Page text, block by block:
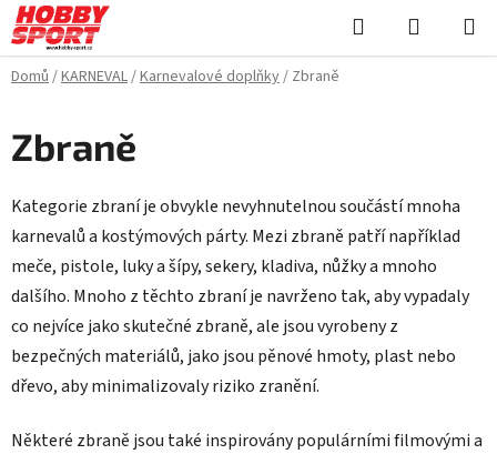
Přejít
na
obsah
Hledat
KOŠÍK
Domů/KARNEVAL/Karnevalové doplňky/ Zbraně
Zbraně
Kategorie zbraní je obvykle nevyhnutelnou součástí mnoha
karnevalů a kostýmových párty. Mezi zbraně patří například
meče, pistole, luky a šípy, sekery, kladiva, nůžky a mnoho
dalšího. Mnoho z těchto zbraní je navrženo tak, aby vypadaly
co nejvíce jako skutečné zbraně, ale jsou vyrobeny z
bezpečných materiálů, jako jsou pěnové hmoty, plast nebo
dřevo, aby minimalizovaly riziko zranění.
Některé zbraně jsou také inspirovány populárními filmovými a